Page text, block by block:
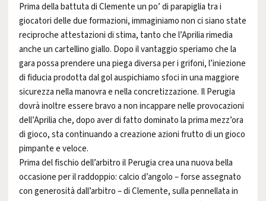
Prima della battuta di Clemente un po’ di parapiglia tra i
giocatori delle due formazioni, immaginiamo non ci siano state
reciproche attestazioni di stima, tanto che l’Aprilia rimedia
anche un cartellino giallo. Dopo il vantaggio speriamo che la
gara possa prendere una piega diversa per i grifoni, l’iniezione
di fiducia prodotta dal gol auspichiamo sfoci in una maggiore
sicurezza nella manovra e nella concretizzazione. Il Perugia
dovrà inoltre essere bravo a non incappare nelle provocazioni
dell’Aprilia che, dopo aver di fatto dominato la prima mezz’ora
di gioco, sta continuando a creazione azioni frutto di un gioco
pimpante e veloce.
Prima del fischio dell’arbitro il Perugia crea una nuova bella
occasione per il raddoppio: calcio d’angolo – forse assegnato
con generosità dall’arbitro – di Clemente, sulla pennellata in